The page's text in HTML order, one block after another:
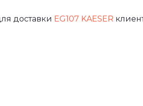
доставки EG107 KAESER